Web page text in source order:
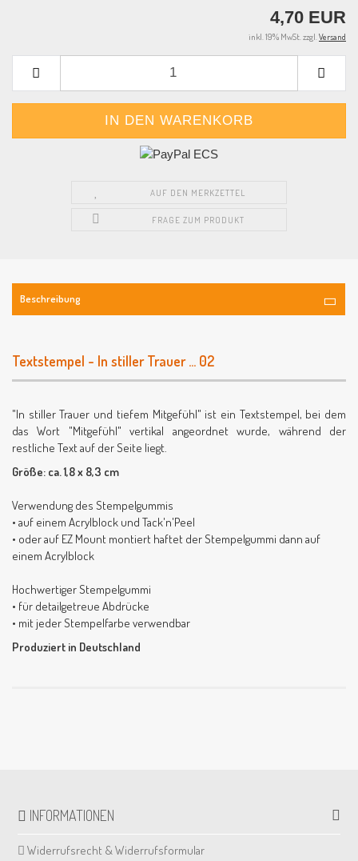
4,70 EUR
inkl. 19% MwSt. zzgl. Versand
AUF DEN MERKZETTEL
FRAGE ZUM PRODUKT
Beschreibung
Textstempel - In stiller Trauer ... 02
"In stiller Trauer und tiefem Mitgefühl" ist ein Textstempel, bei dem
das Wort "Mitgefühl" vertikal angeordnet wurde, während der
restliche Text auf der Seite liegt.
Größe: ca. 1,8 x 8,3 cm
Verwendung des Stempelgummis
• auf einem Acrylblock und Tack'n'Peel
• oder auf EZ Mount montiert haftet der Stempelgummi dann auf
einem Acrylblock
Hochwertiger Stempelgummi
• für detailgetreue Abdrücke
• mit jeder Stempelfarbe verwendbar
Produziert in Deutschland
INFORMATIONEN
Widerrufsrecht & Widerrufsformular